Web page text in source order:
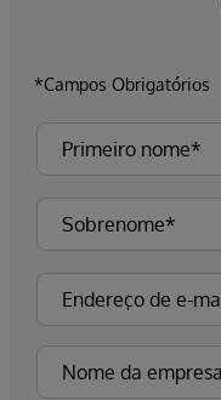
*Campos Obrigatórios